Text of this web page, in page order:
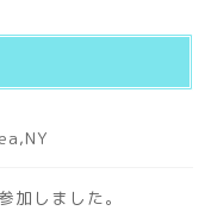
加しました。
Old Days
Collages